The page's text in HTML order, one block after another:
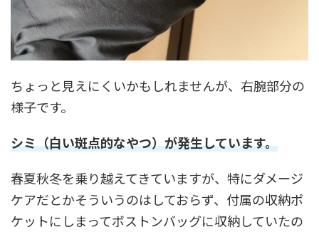
ちょっと見えにくいかもしれませんが、右腕部分の
様子です。
シミ（白い斑点的なやつ）が発生しています。
春夏秋冬を乗り越えてきていますが、特にダメージ
ケアだとかそういうのはしておらず、付属の収納ポ
ケットにしまってボストンバッグに収納していたの